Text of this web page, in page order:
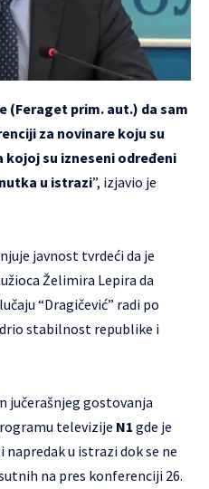
(Feraget prim. aut.) da sam
za novinare koju su
kojoj su izneseni određeni
u istrazi”, izjavio je
javnost tvrdeći da je
Želimira Lepira da
“Dragičević” radi po
stabilnost republike i
jučerašnjeg gostovanja
televizije N1 gde je
napredak u istrazi dok se ne
na pres konferenciji 26.